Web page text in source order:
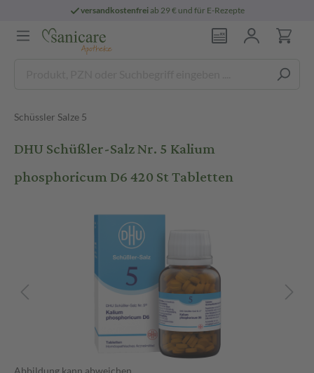
versandkostenfreiab 29 € und für E-Rezepte
Schüssler Salze 5
DHU Schüßler-Salz Nr. 5 Kalium
phosphoricum D6 420 St Tabletten
Abbildung kann abweichen